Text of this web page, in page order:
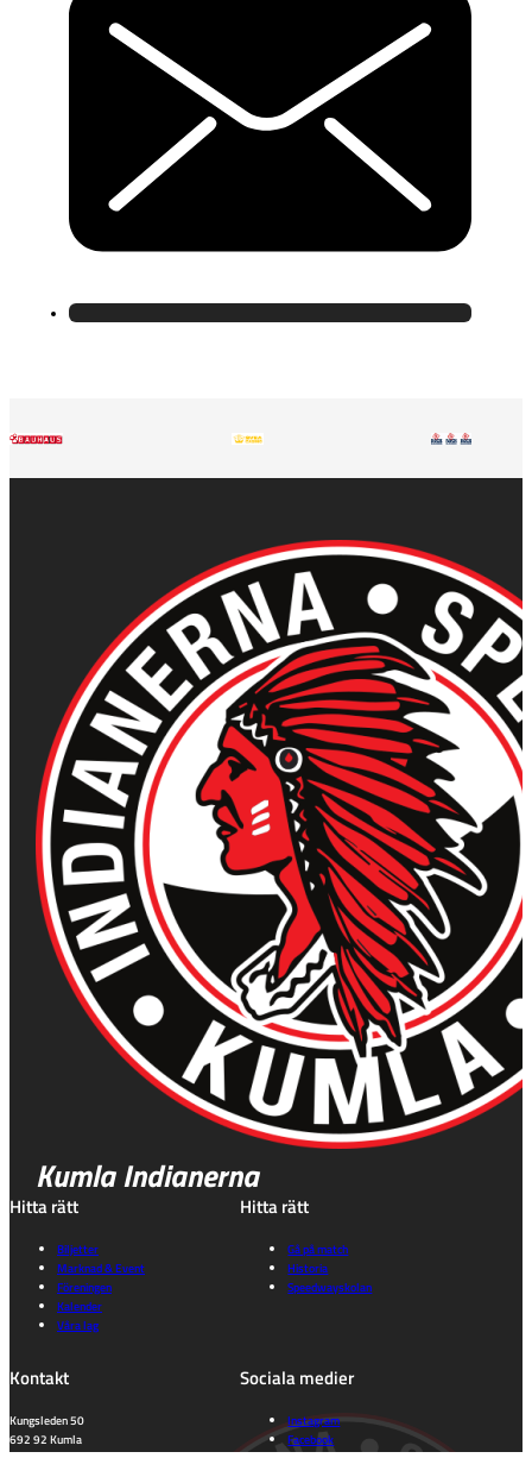
Kumla Indianerna
Hitta rätt
Biljetter
Marknad & Event
Föreningen
Kalender
Våra lag
Hitta rätt
Gå på match
Historia
Speedwayskolan
Kontakt
Kungsleden 50
692 92 Kumla
Sociala medier
Instagram
Facebook